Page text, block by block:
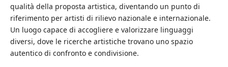
qualità della proposta artistica, diventando un punto di
riferimento per artisti di rilievo nazionale e internazionale.
Un luogo capace di accogliere e valorizzare linguaggi
diversi, dove le ricerche artistiche trovano uno spazio
autentico di confronto e condivisione.